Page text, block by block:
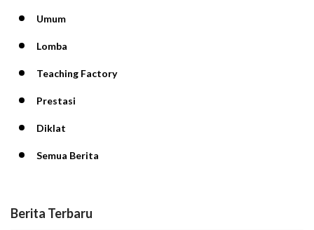
Umum
Lomba
Teaching Factory
Prestasi
Diklat
Semua Berita
Berita Terbaru